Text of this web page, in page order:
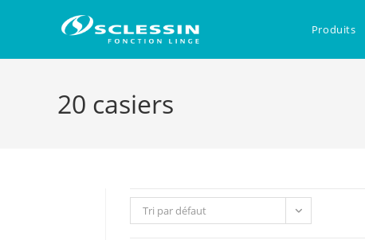
Produits
20 casiers
Tri par défaut